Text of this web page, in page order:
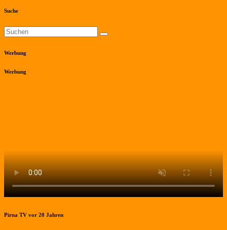
Suche
Werbung
Werbung
Pirna TV vor 20 Jahren